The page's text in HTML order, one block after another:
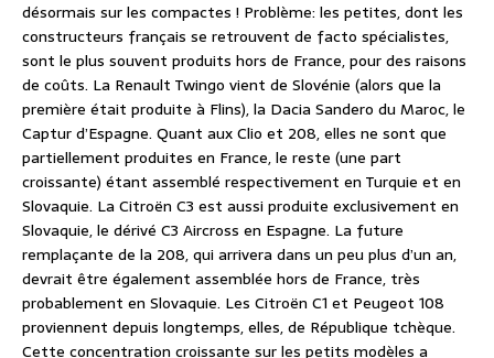
désormais sur les compactes ! Problème: les petites, dont les
constructeurs français se retrouvent de facto spécialistes,
sont le plus souvent produits hors de France, pour des raisons
de coûts. La Renault Twingo vient de Slovénie (alors que la
première était produite à Flins), la Dacia Sandero du Maroc, le
Captur d’Espagne. Quant aux Clio et 208, elles ne sont que
partiellement produites en France, le reste (une part
croissante) étant assemblé respectivement en Turquie et en
Slovaquie. La Citroën C3 est aussi produite exclusivement en
Slovaquie, le dérivé C3 Aircross en Espagne. La future
remplaçante de la 208, qui arrivera dans un peu plus d’un an,
devrait être également assemblée hors de France, très
probablement en Slovaquie. Les Citroën C1 et Peugeot 108
proviennent depuis longtemps, elles, de République tchèque.
Cette concentration croissante sur les petits modèles a